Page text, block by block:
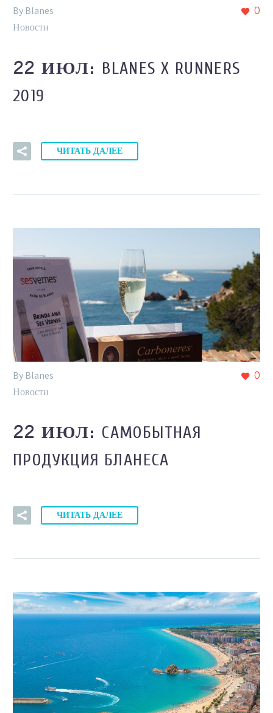
0
By Blanes
Новости
22 ИЮЛ: BLANES X RUNNERS
2019
ЧИТАТЬ ДАЛЕЕ
0
By Blanes
Новости
22 ИЮЛ: САМОБЫТНАЯ
ПРОДУКЦИЯ БЛАНЕСА
ЧИТАТЬ ДАЛЕЕ